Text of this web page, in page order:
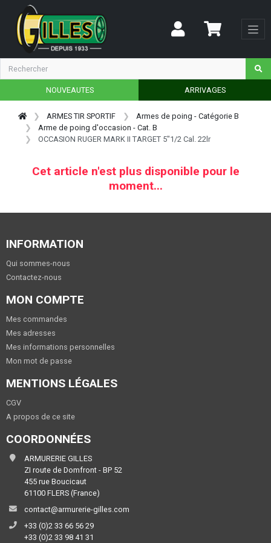
NOUVEAUTES ARRIVAGES
ARMES TIR SPORTIF
Armes de poing - Catégorie B
Arme de poing d'occasion - Cat. B
OCCASION RUGER MARK II TARGET 5"1/2 Cal. 22lr
Cet article n'est plus disponible pour le
moment...
INFORMATION
Qui sommes-nous
Contactez-nous
MON COMPTE
Mes commandes
Mes adresses
Mes informations personnelles
Mon mot de passe
MENTIONS LÉGALES
CGV
A propos de ce site
COORDONNÉES
ARMURERIE GILLES
ZI route de Domfront - BP 52
455 rue Boucicaut
61100 FLERS (France)
contact@armurerie-gilles.com
+33 (0)2 33 66 56 29
+33 (0)2 33 98 41 31